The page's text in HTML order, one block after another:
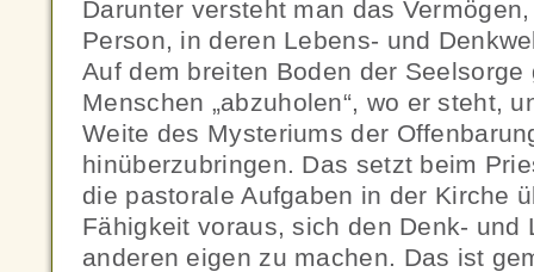
Darunter versteht man das
Person, in deren Lebens- und
Auf dem breiten Boden der
Menschen „abzuholen“, wo er steht,
Weite des Mysteriums der
hinüberzubringen. Das setzt beim
die pastorale Aufgaben in der Kirche
Fähigkeit voraus, sich den Denk- und
anderen eigen zu machen. Das ist